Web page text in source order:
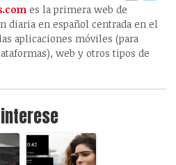
es la primera web de
diaria en español centrada en el
aplicaciones móviles (para
web y otros tipos de